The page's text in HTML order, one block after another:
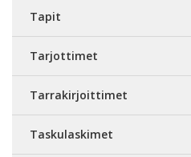
Tapit
Tarjottimet
Tarrakirjoittimet
Taskulaskimet